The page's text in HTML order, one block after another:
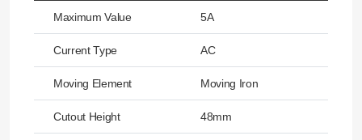
Maximum Value 5A
Current Type AC
Moving Element Moving Iron
Cutout Height 48mm